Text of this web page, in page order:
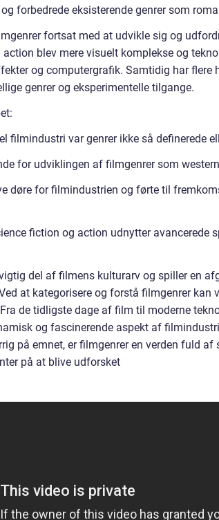
forbedrede eksisterende genrer som
fortsat med at udvikle sig og
blev mere visuelt komplekse og
og computergrafik. Samtidig har flere
genrer og eksperimentelle tilgange.
filmindustri var genrer ikke så definerede
for udviklingen af filmgenrer som
døre for filmindustrien og førte til
fiction og action udnytter avancerede
del af filmens kulturarv og spiller en
at kategorisere og forstå filmgenrer kan
de tidligste dage af film til moderne
og fascinerende aspekt af
på emnet, er filmgenrer en verden fuld
på at blive udforsket